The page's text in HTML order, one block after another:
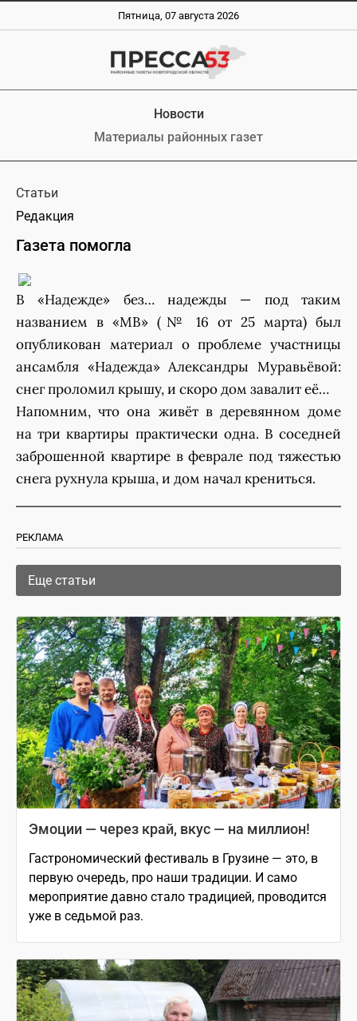
Пятница, 07 августа 2026
Новости
Материалы районных газет
Статьи
Редакция
Газета помогла
В «Надежде» без… надежды — под таким
названием в «МВ» (№ 16 от 25 марта) был
опубликован материал о проблеме участницы
ансамбля «Надежда» Александры Муравьёвой:
снег проломил крышу, и скоро дом завалит её…
Напомним, что она живёт в деревянном доме
на три квартиры практически одна. В соседней
заброшенной квартире в феврале под тяжестью
снега рухнула крыша, и дом начал крениться.
РЕКЛАМА
Еще статьи
Эмоции — через край, вкус — на миллион!
Гастрономический фестиваль в Грузине — это, в
первую очередь, про наши традиции. И само
мероприятие давно стало традицией, проводится
уже в седьмой раз.